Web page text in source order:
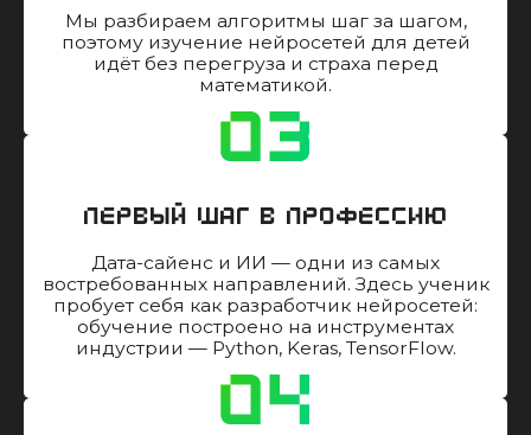
Мы разбираем алгоритмы шаг за шагом,
поэтому изучение нейросетей для детей
идёт без перегруза и страха перед
математикой.
Первый шаг в профессию
Дата-сайенс и ИИ — одни из самых
востребованных направлений. Здесь ученик
пробует себя как разработчик нейросетей:
обучение построено на инструментах
индустрии — Python, Keras, TensorFlow.